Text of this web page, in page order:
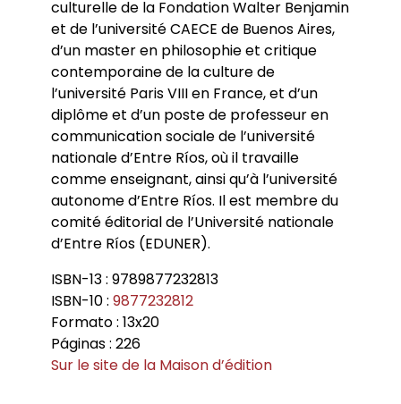
culturelle de la Fondation Walter Benjamin
et de l’université CAECE de Buenos Aires,
d’un master en philosophie et critique
contemporaine de la culture de
l’université Paris VIII en France, et d’un
diplôme et d’un poste de professeur en
communication sociale de l’université
nationale d’Entre Ríos, où il travaille
comme enseignant, ainsi qu’à l’université
autonome d’Entre Ríos. Il est membre du
comité éditorial de l’Université nationale
d’Entre Ríos (EDUNER).
ISBN-13 : 9789877232813
ISBN-10 : 9877232812
Formato : 13x20
Páginas : 226
Sur le site de la Maison d’édition